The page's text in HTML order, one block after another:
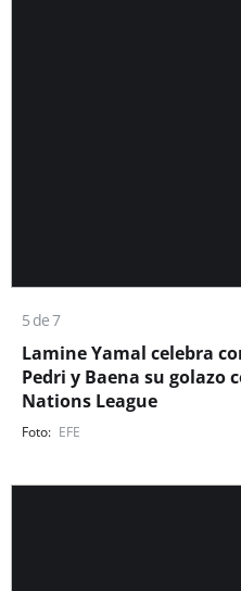
5 de 7
Lamine Yamal celebra
Pedri y Baena su golazo
Nations League
EFE